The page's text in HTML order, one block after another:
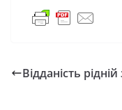
Відданість